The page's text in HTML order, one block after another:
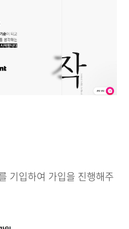
기입하여 가입을 진행해주